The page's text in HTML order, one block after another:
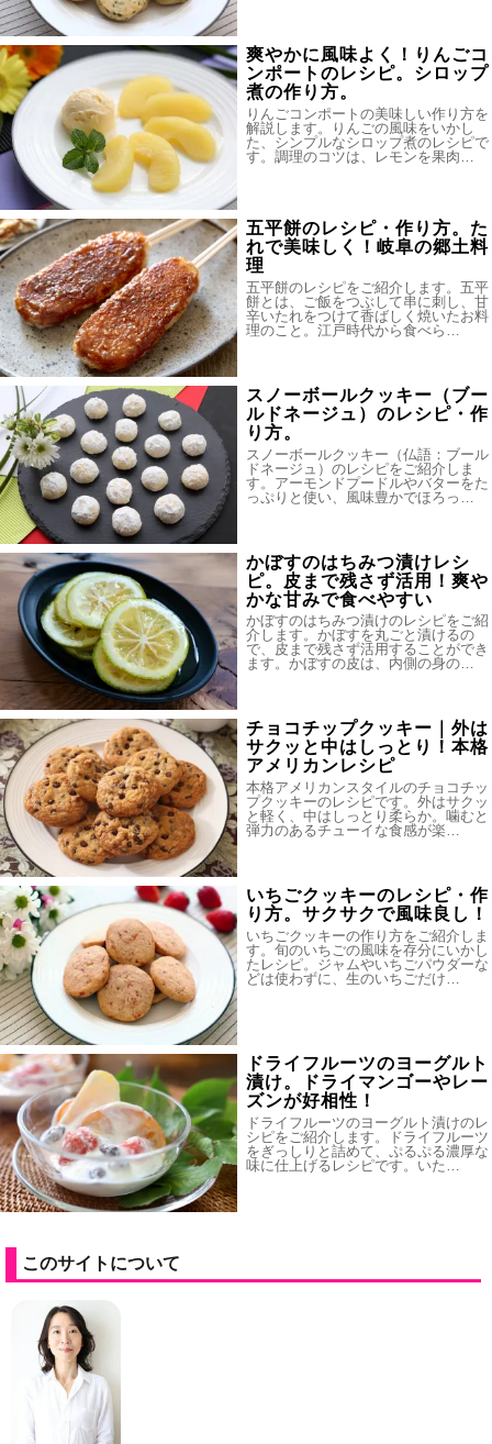
爽やかに風味よく！りんごコ
ンポートのレシピ。シロップ
煮の作り方。
りんごコンポートの美味しい作り方を
解説します。りんごの風味をいかし
た、シンプルなシロップ煮のレシピで
す。調理のコツは、レモンを果肉…
五平餅のレシピ・作り方。た
れで美味しく！岐阜の郷土料
理
五平餅のレシピをご紹介します。五平
餅とは、ご飯をつぶして串に刺し、甘
辛いたれをつけて香ばしく焼いたお料
理のこと。江戸時代から食べら…
スノーボールクッキー（ブー
ルドネージュ）のレシピ・作
り方。
スノーボールクッキー（仏語：ブール
ドネージュ）のレシピをご紹介しま
す。アーモンドプードルやバターをた
っぷりと使い、風味豊かでほろっ…
かぼすのはちみつ漬けレシ
ピ。皮まで残さず活用！爽や
かな甘みで食べやすい
かぼすのはちみつ漬けのレシピをご紹
介します。かぼすを丸ごと漬けるの
で、皮まで残さず活用することができ
ます。かぼすの皮は、内側の身の…
チョコチップクッキー｜外は
サクッと中はしっとり！本格
アメリカンレシピ
本格アメリカンスタイルのチョコチッ
プクッキーのレシピです。外はサクッ
と軽く、中はしっとり柔らか。噛むと
弾力のあるチューイな食感が楽…
いちごクッキーのレシピ・作
り方。サクサクで風味良し！
いちごクッキーの作り方をご紹介しま
す。旬のいちごの風味を存分にいかし
たレシピ。ジャムやいちごパウダーな
どは使わずに、生のいちごだけ…
ドライフルーツのヨーグルト
漬け。ドライマンゴーやレー
ズンが好相性！
ドライフルーツのヨーグルト漬けのレ
シピをご紹介します。ドライフルーツ
をぎっしりと詰めて、ぷるぷる濃厚な
味に仕上げるレシピです。いた…
このサイトについて